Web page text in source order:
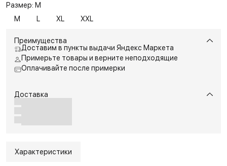
Размер: M
M
L XL XXL
Преимущества
Доставим в пункты выдачи Яндекс Маркета
Примерьте товары и верните неподходящие
Оплачивайте после примерки
Доставка
Характеристики